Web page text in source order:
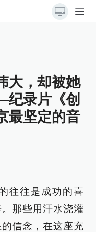
大，却被她
录片《创
最坚定的音
往往是成功的喜
那些用汗水浇灌
信念，在这座充